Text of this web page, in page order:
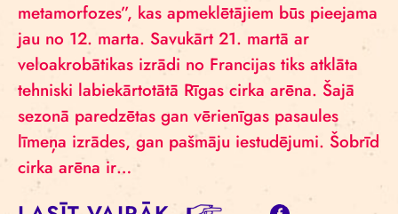
metamorfozes”, kas apmeklētājiem būs pieejama
jau no 12. marta. Savukārt 21. martā ar
veloakrobātikas izrādi no Francijas tiks atklāta
tehniski labiekārtotātā Rīgas cirka arēna. Šajā
sezonā paredzētas gan vērienīgas pasaules
līmeņa izrādes, gan pašmāju iestudējumi. Šobrīd
cirka arēna ir…